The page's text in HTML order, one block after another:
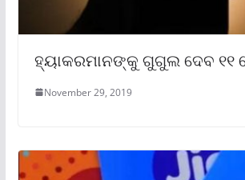
ହ୍ୟାକରମାନଙ୍କୁ ଗୁଗୁଲ ଦେବ ୧୧
November 29, 2019